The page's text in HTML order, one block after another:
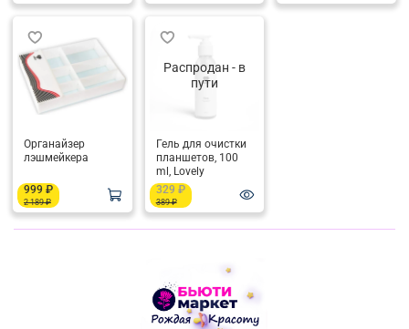
Органайзер
лэшмейкера
999 ₽
2 189 ₽
Распродан - в
пути
Гель для очистки
планшетов, 100
ml, Lovely
329 ₽
389 ₽